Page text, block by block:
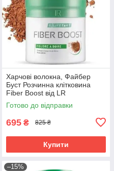
Харчові волокна, Файбер
Буст Розчинна клітковина
Fiber Boost від LR
Готово до відправки
695 ₴ 825 ₴
Купити
–15%